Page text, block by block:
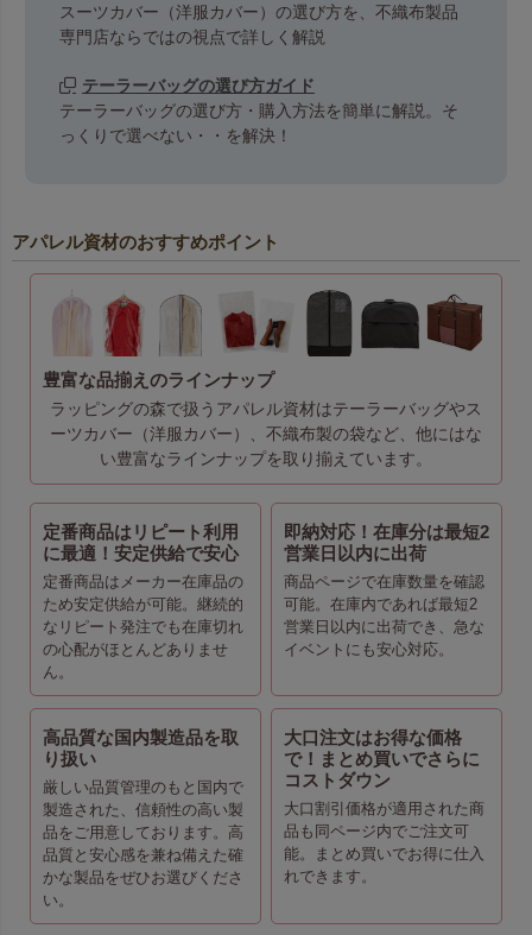
スーツカバー（洋服カバー）の選び方を、不織布製品
専門店ならではの視点で詳しく解説
テーラーバッグの選び方ガイド
テーラーバッグの選び方・購入方法を簡単に解説。そ
っくりで選べない・・を解決！
アパレル資材のおすすめポイント
豊富な品揃えのラインナップ
ラッピングの森で扱うアパレル資材はテーラーバッグやス
ーツカバー（洋服カバー）、不織布製の袋など、他にはな
い豊富なラインナップを取り揃えています。
定番商品はリピート利用
に最適！安定供給で安心
定番商品はメーカー在庫品の
ため安定供給が可能。継続的
なリピート発注でも在庫切れ
の心配がほとんどありませ
ん。
即納対応！在庫分は最短2
営業日以内に出荷
商品ページで在庫数量を確認
可能。在庫内であれば最短2
営業日以内に出荷でき、急な
イベントにも安心対応。
高品質な国内製造品を取
り扱い
厳しい品質管理のもと国内で
製造された、信頼性の高い製
品をご用意しております。高
品質と安心感を兼ね備えた確
かな製品をぜひお選びくださ
い。
大口注文はお得な価格
で！まとめ買いでさらに
コストダウン
大口割引価格が適用された商
品も同ページ内でご注文可
能。まとめ買いでお得に仕入
れできます。